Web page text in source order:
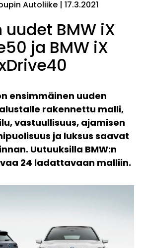
Autoliike | 17.3.2021
uudet BMW iX
ja BMW iX
ensimmäinen uuden
rakennettu malli,
vastuullisuus, ajamisen
ja luksus saavat
Uutuuksilla BMW:n
24 ladattavaan malliin.